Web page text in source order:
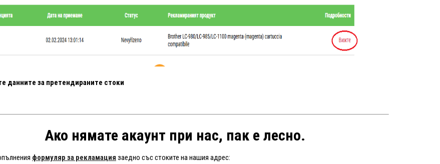
данните за претендираните стоки
Ако нямате акаунт при нас, пак е лесно.
формуляр за рекламация заедно със стоките на нашия адрес: